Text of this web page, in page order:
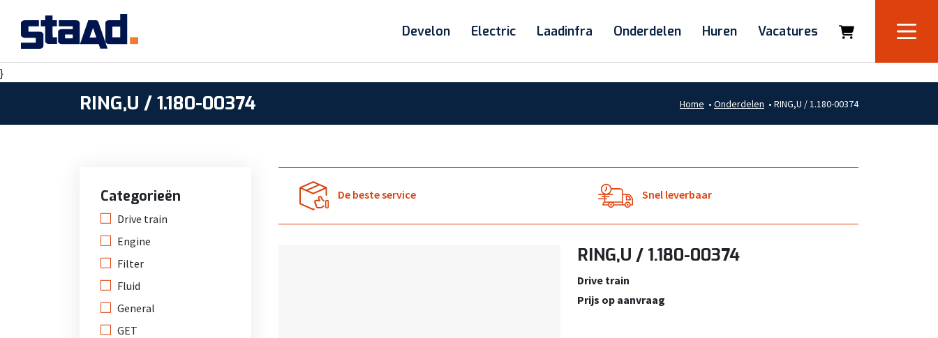
Develon Electric Laadinfra Onderdelen Huren Vacatures
}
RING,U / 1.180-00374 Home • Onderdelen • RING,U / 1.180-00374
Categorieën
Drive train
Engine
Filter
Fluid
General
GET
De beste service Snel leverbaar
RING,U / 1.180-00374
Drive train
Prijs op aanvraag